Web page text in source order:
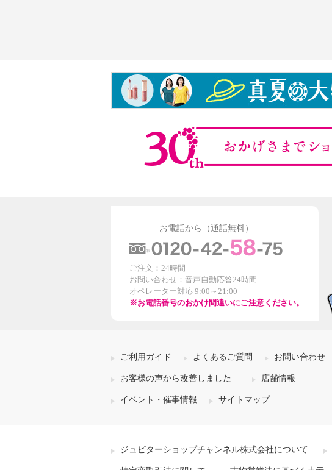
お電話から（通話無料）
ご注文：24時間
お問い合わせ：音声自動応答24時間
オペレーター対応 9:00～21:00
※お電話番号のおかけ間違いにご注意ください。
ご利用ガイド よくあるご質問 お問い合わせ
お客様の声から改善しました 店舗情報
イベント・催事情報 サイトマップ
ジュピターショップチャンネル株式会社について